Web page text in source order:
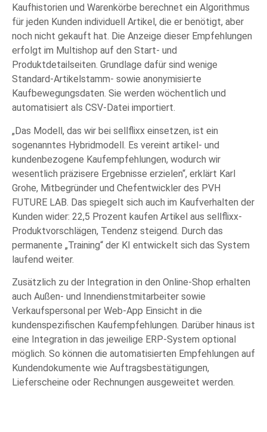
Kaufhistorien und Warenkörbe berechnet ein Algorithmus
für jeden Kunden individuell Artikel, die er benötigt, aber
noch nicht gekauft hat. Die Anzeige dieser Empfehlungen
erfolgt im Multishop auf den Start- und
Produktdetailseiten. Grundlage dafür sind wenige
Standard-Artikelstamm- sowie anonymisierte
Kaufbewegungsdaten. Sie werden wöchentlich und
automatisiert als CSV-Datei importiert.
„Das Modell, das wir bei sellflixx einsetzen, ist ein
sogenanntes Hybridmodell. Es vereint artikel- und
kundenbezogene Kaufempfehlungen, wodurch wir
wesentlich präzisere Ergebnisse erzielen“, erklärt Karl
Grohe, Mitbegründer und Chefentwickler des PVH
FUTURE LAB. Das spiegelt sich auch im Kaufverhalten der
Kunden wider: 22,5 Prozent kaufen Artikel aus sellflixx-
Produktvorschlägen, Tendenz steigend. Durch das
permanente „Training“ der KI entwickelt sich das System
laufend weiter.
Zusätzlich zu der Integration in den Online-Shop erhalten
auch Außen- und Innendienstmitarbeiter sowie
Verkaufspersonal per Web-App Einsicht in die
kundenspezifischen Kaufempfehlungen. Darüber hinaus ist
eine Integration in das jeweilige ERP-System optional
möglich. So können die automatisierten Empfehlungen auf
Kundendokumente wie Auftragsbestätigungen,
Lieferscheine oder Rechnungen ausgeweitet werden.